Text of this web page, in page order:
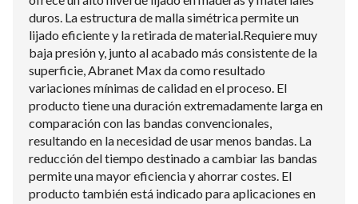
duros. La estructura de malla simétrica permite un
lijado eficiente y la retirada de material.Requiere muy
baja presión y, junto al acabado más consistente de la
superficie, Abranet Max da como resultado
variaciones mínimas de calidad en el proceso. El
producto tiene una duración extremadamente larga en
comparación con las bandas convencionales,
resultando en la necesidad de usar menos bandas. La
reducción del tiempo destinado a cambiar las bandas
permite una mayor eficiencia y ahorrar costes. El
producto también está indicado para aplicaciones en